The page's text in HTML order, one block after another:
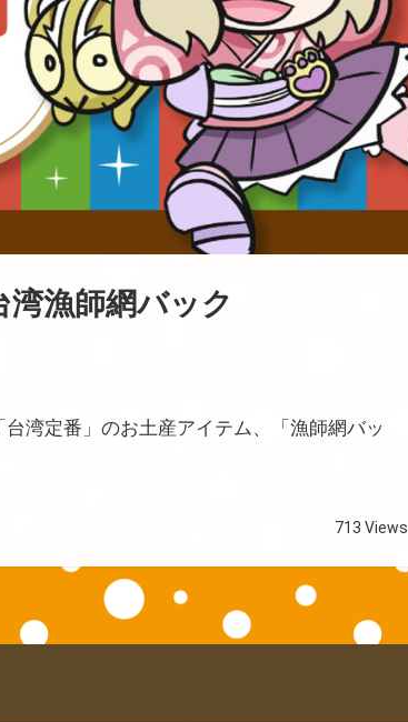
漁師網バック
湾定番」のお土産アイテム、「漁師網バッ
713 Views